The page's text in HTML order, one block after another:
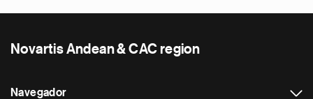
Novartis Andean & CAC region
Navegador